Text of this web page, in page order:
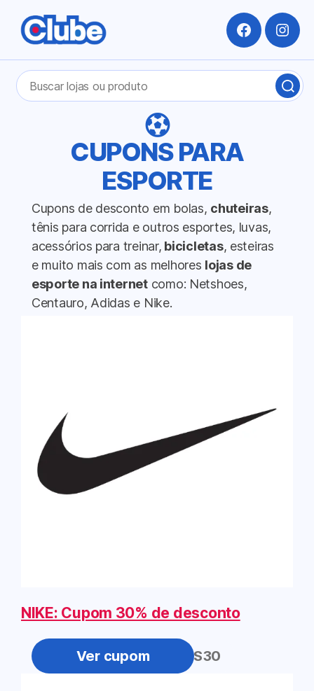
Pesquisar
por:
Facebook
CUPONS PARA
ESPORTE
Cupons de desconto em bolas, chuteiras,
tênis para corrida e outros esportes, luvas,
acessórios para treinar, bicicletas, esteiras
e muito mais com as melhores lojas de
esporte na internetcomo: Netshoes,
Centauro, Adidas e Nike.
NIKE: Cupom 30% de desconto
ULTIMAS30